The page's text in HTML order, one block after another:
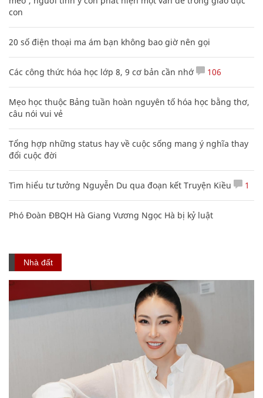
con
20 số điện thoại ma ám bạn không bao giờ nên gọi
Các công thức hóa học lớp 8, 9 cơ bản cần nhớ 106
Mẹo học thuộc Bảng tuần hoàn nguyên tố hóa học bằng thơ,
câu nói vui vẻ
Tổng hợp những status hay về cuộc sống mang ý nghĩa thay
đổi cuộc đời
Tìm hiểu tư tưởng Nguyễn Du qua đoạn kết Truyện Kiều 1
Phó Đoàn ĐBQH Hà Giang Vương Ngọc Hà bị kỷ luật
Nhà đất